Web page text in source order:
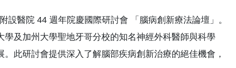
醫院 44 週年院慶國際研討會 「腦病創新療法論壇」。
及加州大學聖地牙哥分校的知名神經外科醫師與科學
此研討會提供深入了解腦部疾病創新治療的絕佳機會，